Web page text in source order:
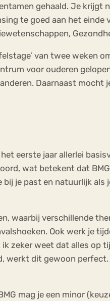
gehaald. Je krijgt
te goed aan het
van twee weken
voor ouderen
Daarnaast
eerste jaar allerlei
wat betekent dat
je past en natuurlijk
waarbij verschillende
Ook werk je
zeker weet dat alles op
werkt dit gewoon
mag je een minor